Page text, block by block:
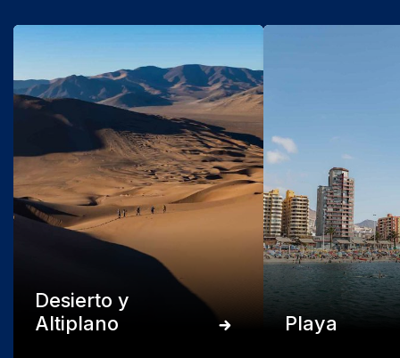
Desierto y
Altiplano
Playa